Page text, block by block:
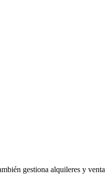
gestiona alquileres y